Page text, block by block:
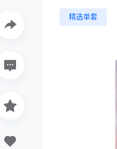
精选单套